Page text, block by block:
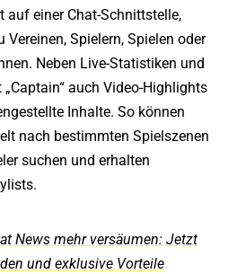
auf einer Chat-Schnittstelle,
Vereinen, Spielern, Spielen oder
Neben Live-Statistiken und
auch Video-Highlights
Inhalte. So können
nach bestimmten Spielszenen
suchen und erhalten
News mehr versäumen: Jetzt
und exklusive Vorteile